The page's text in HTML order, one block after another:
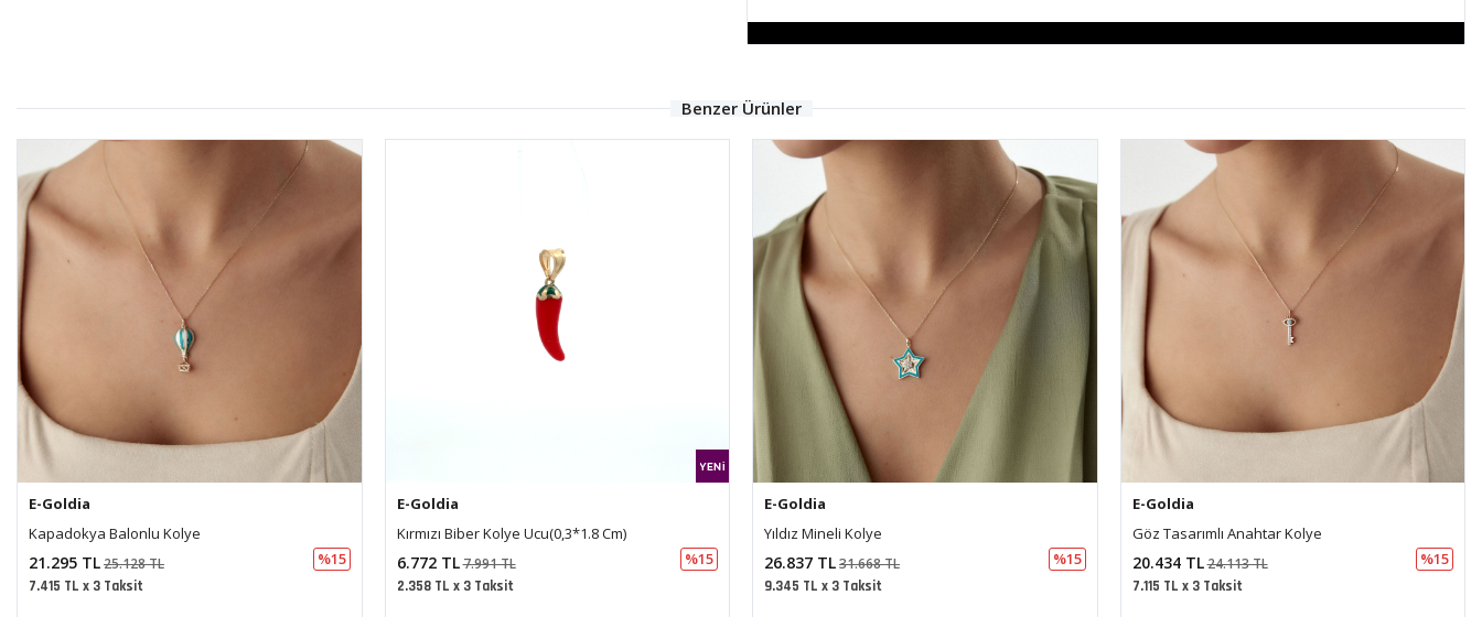
Benzer Ürünler
E-Goldia
Kırmızı Biber Kolye Ucu(0,3*1.8 Cm)
6.772 TL7.991 TL %15
2.358 TL x 3 Taksit
E-Goldia
Yıldız Mineli Kolye
26.837 TL31.668 TL %15
9.345 TL x 3 Taksit
E-Goldia
Göz Tasarımlı Anahtar Kolye
20.434 TL24.113 TL %15
7.115 TL x 3 Taksit
E-Goldia
Kalp Kolye
7.250 TL8.555 TL %15
2.524 TL x 3 Taksit